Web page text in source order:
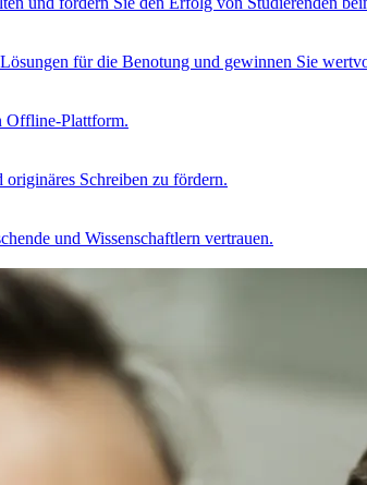
für die Benotung und gewinnen Sie
Offline-Plattform.
Schreiben zu fördern.
und Wissenschaftlern vertrauen.